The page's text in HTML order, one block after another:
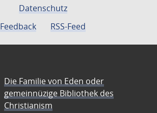
Datenschutz
Feedback
RSS-Feed
Die Familie von Eden oder
gemeinnüzige Bibliothek des
Christianism